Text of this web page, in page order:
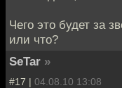
Чего это будет за
или что?
SeTar »
#17 | 04.08.10 13:08